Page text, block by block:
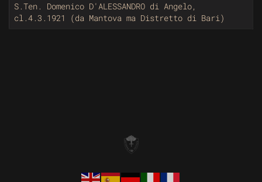
S.Ten. Domenico D'ALESSANDRO di Angelo,
cl.4.3.1921 (da Mantova ma Distretto di Bari)